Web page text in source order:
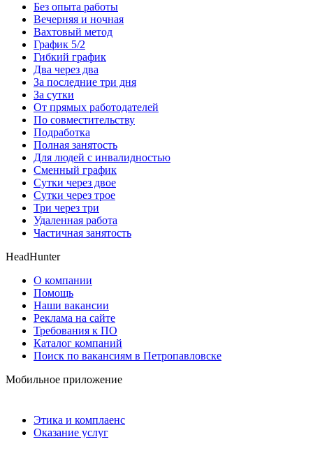
Без опыта работы
Вечерняя и ночная
Вахтовый метод
График 5/2
Гибкий график
Два через два
За последние три дня
За сутки
От прямых работодателей
По совместительству
Подработка
Полная занятость
Для людей с инвалидностью
Сменный график
Сутки через двое
Сутки через трое
Три через три
Удаленная работа
Частичная занятость
HeadHunter
О компании
Помощь
Наши вакансии
Реклама на сайте
Требования к ПО
Каталог компаний
Поиск по вакансиям в Петропавловске
Мобильное приложение
Этика и комплаенс
Оказание услуг